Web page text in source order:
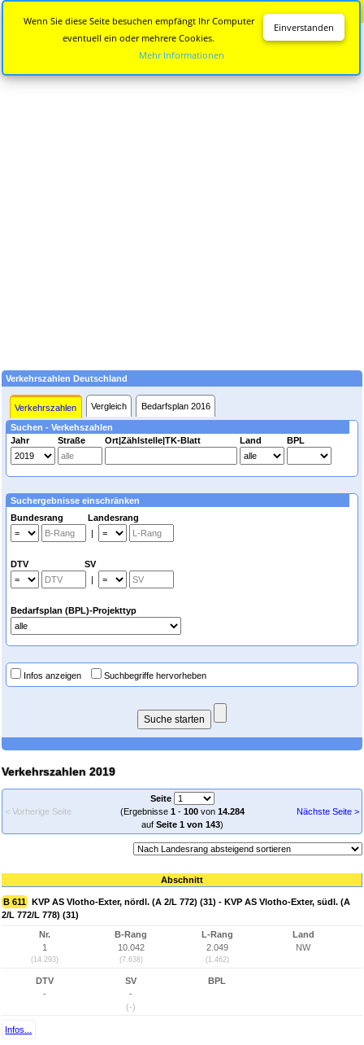
Verkehrszahlen Deutschland
Verkehrszahlen Vergleich Bedarfsplan 2016
Suchen - Verkehszahlen
Jahr
Straße Ort|Zählstelle|TK-Blatt Land BPL
Suchergebnisse einschränken
Bundesrang Landesrang
|
DTV SV
|
Bedarfsplan (BPL)-Projekttyp
Infos anzeigen Suchbegriffe hervorheben
Verkehrszahlen 2019
< Vorherige Seite
Seite
(Ergebnisse 1- 100von 14.284
auf Seite 1 von 143)
Nächste Seite >
Abschnitt
B 611 KVP AS Vlotho-Exter, nördl. (A 2/L 772) (31) - KVP AS Vlotho-Exter, südl. (A
2/L 772/L 778) (31)
Nr.
1
(14.293)
B-Rang
10.042
(7.638)
L-Rang
2.049
(1.462)
Land
NW
DTV
-
SV
-
(-)
BPL
Infos...
Einverstanden
Wenn Sie diese Seite besuchen empfängt Ihr Computer
eventuell ein oder mehrere Cookies.
Mehr Informationen